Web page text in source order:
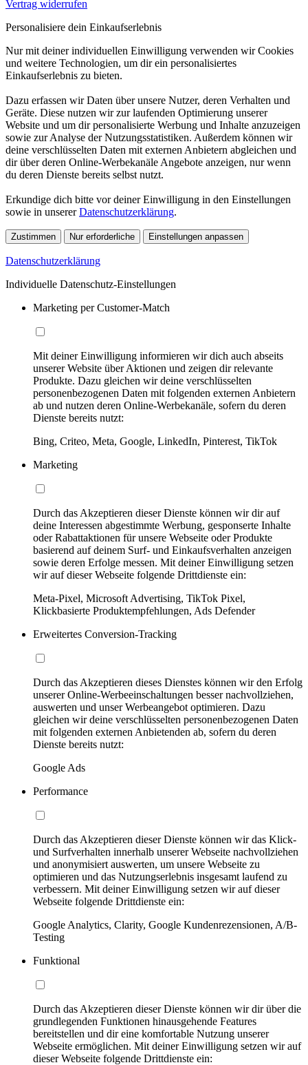
Vertrag widerrufen
Personalisiere dein Einkaufserlebnis
Nur mit deiner individuellen Einwilligung verwenden wir Cookies
und weitere Technologien, um dir ein personalisiertes
Einkaufserlebnis zu bieten.
Dazu erfassen wir Daten über unsere Nutzer, deren Verhalten und
Geräte. Diese nutzen wir zur laufenden Optimierung unserer
Website und um dir personalisierte Werbung und Inhalte anzuzeigen
sowie zur Analyse der Nutzungsstatistiken. Außerdem können wir
deine verschlüsselten Daten mit externen Anbietern abgleichen und
dir über deren Online-Werbekanäle Angebote anzeigen, nur wenn
du deren Dienste bereits selbst nutzt.
Erkundige dich bitte vor deiner Einwilligung in den Einstellungen
sowie in unsererDatenschutzerklärung.
Zustimmen Nur erforderliche Einstellungen anpassen
Datenschutzerklärung
Individuelle Datenschutz-Einstellungen
Marketing per Customer-Match
Mit deiner Einwilligung informieren wir dich auch abseits
unserer Website über Aktionen und zeigen dir relevante
Produkte. Dazu gleichen wir deine verschlüsselten
personenbezogenen Daten mit folgenden externen Anbietern
ab und nutzen deren Online-Werbekanäle, sofern du deren
Dienste bereits nutzt:
Bing, Criteo, Meta, Google, LinkedIn, Pinterest, TikTok
Marketing
Durch das Akzeptieren dieser Dienste können wir dir auf
deine Interessen abgestimmte Werbung, gesponserte Inhalte
oder Rabattaktionen für unsere Webseite oder Produkte
basierend auf deinem Surf- und Einkaufsverhalten anzeigen
sowie deren Erfolge messen. Mit deiner Einwilligung setzen
wir auf dieser Webseite folgende Drittdienste ein:
Meta-Pixel, Microsoft Advertising, TikTok Pixel,
Klickbasierte Produktempfehlungen, Ads Defender
Erweitertes Conversion-Tracking
Durch das Akzeptieren dieses Dienstes können wir den Erfolg
unserer Online-Werbeeinschaltungen besser nachvollziehen,
auswerten und unser Werbeangebot optimieren. Dazu
gleichen wir deine verschlüsselten personenbezogenen Daten
mit folgenden externen Anbietenden ab, sofern du deren
Dienste bereits nutzt:
Google Ads
Performance
Durch das Akzeptieren dieser Dienste können wir das Klick-
und Surfverhalten innerhalb unserer Webseite nachvollziehen
und anonymisiert auswerten, um unsere Webseite zu
optimieren und das Nutzungserlebnis insgesamt laufend zu
verbessern. Mit deiner Einwilligung setzen wir auf dieser
Webseite folgende Drittdienste ein:
Google Analytics, Clarity, Google Kundenrezensionen, A/B-
Testing
Funktional
Durch das Akzeptieren dieser Dienste können wir dir über die
grundlegenden Funktionen hinausgehende Features
bereitstellen und dir eine komfortable Nutzung unserer
Webseite ermöglichen. Mit deiner Einwilligung setzen wir auf
dieser Webseite folgende Drittdienste ein: